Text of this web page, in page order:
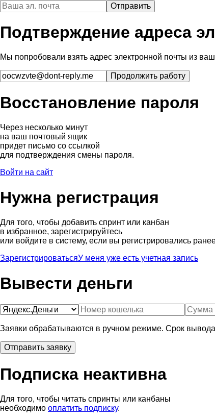
Подтверждение адреса
Мы попробовали взять адрес электронной почты из
Восстановление пароля
Через несколько минут
на ваш почтовый ящик
придет письмо со ссылкой
для подтверждения смены пароля.
Войти на сайт
Нужна регистрация
Для того, чтобы добавить спринт или канбан
в избранное, зарегистрируйтесь
или войдите в систему, если вы регистрировались
ЗарегистрироватьсяУ меня уже есть учетная запись
Вывести деньги
Заявки обрабатываются в ручном режиме. Срок
Подписка неактивна
Для того, чтобы читать спринты или канбаны
необходимо оплатить подписку.